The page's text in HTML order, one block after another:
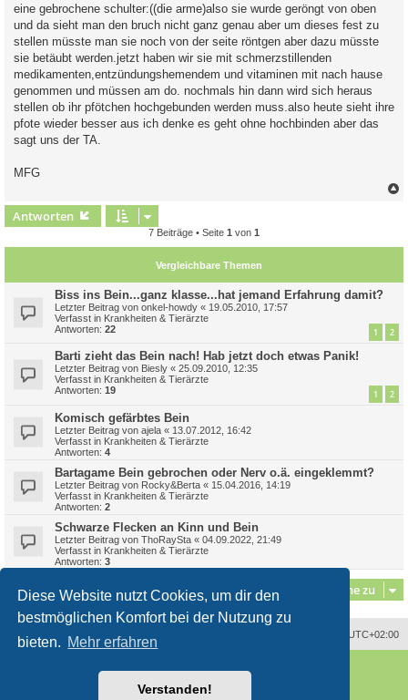
Diese Website nutzt Cookies, um dir den
bestmöglichen Komfort bei der Nutzung zu
bieten. Mehr erfahren
Verstanden!
r
a
g
eine gebrochene schulter:((die arme)also sie wurde geröngt von oben
und da sieht man den bruch nicht ganz genau aber um dieses fest zu
stellen müsste man sie noch von der seite röntgen aber dazu müsste
sie betäubt werden.jetzt haben wir sie mit schmerzstillenden
medikamenten,entzündungshemendem und vitaminen mit nach hause
genommen und müssen am do. nochmals hin dann wird sich heraus
stellen ob ihr pfötchen hochgebunden werden muss.also heute sieht ihre
pfote wieder besser aus ich denke es geht ohne hochbinden aber das
sagt uns der TA.
MFG
b
Antworten
7 Beiträge • Seite 1 von 1
Vergleichbare Themen
Biss ins Bein...ganz klasse...hat jemand Erfahrung damit?
Letzter Beitrag von onkel-howdy « 19.05.2010, 17:57
Verfasst in Krankheiten & Tierärzte
Antworten: 22 1 2
Barti zieht das Bein nach! Hab jetzt doch etwas Panik!
Letzter Beitrag von Biesly « 25.09.2010, 12:35
Verfasst in Krankheiten & Tierärzte
Antworten: 19 1 2
Komisch gefärbtes Bein
Letzter Beitrag von ajela « 13.07.2012, 16:42
Verfasst in Krankheiten & Tierärzte
Antworten: 4
Bartagame Bein gebrochen oder Nerv o.ä. eingeklemmt?
Letzter Beitrag von Rocky&Berta « 15.04.2016, 14:19
Verfasst in Krankheiten & Tierärzte
Antworten: 2
Schwarze Flecken an Kinn und Bein
Letzter Beitrag von ThoRaySta « 04.09.2022, 21:49
Verfasst in Krankheiten & Tierärzte
Antworten: 3
Gehe zu
UTC+02:00
Deutsche Übersetzung durch
2017